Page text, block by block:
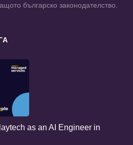
българско законодателство.
as an AI Engineer in